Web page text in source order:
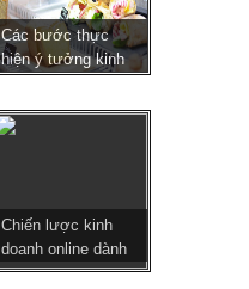
Các bước thực
hiện ý tưởng kinh
Chiến lược kinh
doanh online dành
c...